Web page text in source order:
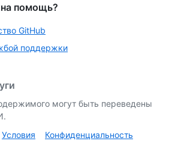
помощь?
GitHub
поддержки
могут быть переведены
Условия
Конфиденциальность